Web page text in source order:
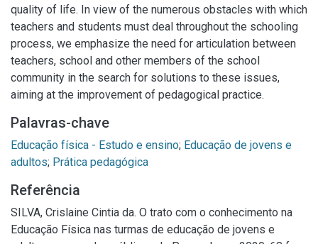
quality of life. In view of the numerous obstacles with which
teachers and students must deal throughout the schooling
process, we emphasize the need for articulation between
teachers, school and other members of the school
community in the search for solutions to these issues,
aiming at the improvement of pedagogical practice.
Palavras-chave
Educação física - Estudo e ensino; Educação de jovens e
adultos; Prática pedagógica
Referência
SILVA, Crislaine Cintia da. O trato com o conhecimento na
Educação Física nas turmas de educação de jovens e